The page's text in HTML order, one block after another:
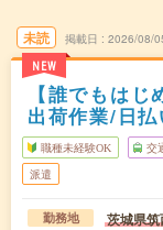
未読
NEW
掲載日 2026/08/
【誰でもは
出荷作業/日
職種未経験OK 交
派遣
勤務地 茨城県